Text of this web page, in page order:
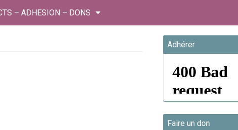
– ADHESION – DONS
Adhérer
Faire un don